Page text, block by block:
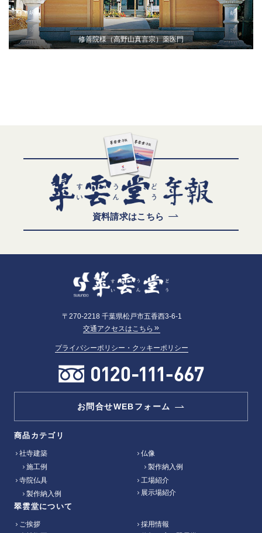
修善院様（高野山真言宗）薬医門
資料請求はこちら
〒270-2218 千葉県松戸市五香西3-6-1
交通アクセスはこちら
プライバシーポリシー・クッキーポリシー
お問合せWEBフォーム
商品カテゴリ
社寺建築
施工例
寺院仏具
製作納入例
仏像
製作納入例
工場紹介
展示場紹介
翠雲堂について
ご挨拶
採用情報